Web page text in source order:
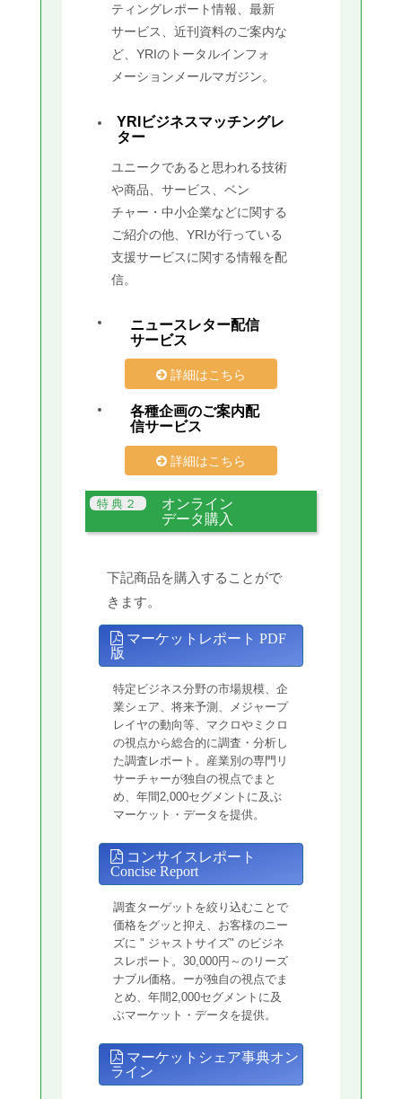
ティングレポート情報、最新
サービス、近刊資料のご案内な
ど、YRIのトータルインフォ
メーションメールマガジン。
YRIビジネスマッチングレ
ター
ユニークであると思われる技術
や商品、サービス、ベン
チャー・中小企業などに関する
ご紹介の他、YRIが行っている
支援サービスに関する情報を配
信。
ニュースレター配信
サービス
詳細はこちら
各種企画のご案内配
信サービス
詳細はこちら
オンライン
データ購入
下記商品を購入することがで
きます。
マーケットレポート PDF
版
特定ビジネス分野の市場規模、企
業シェア、将来予測、メジャープ
レイヤの動向等、マクロやミクロ
の視点から総合的に調査・分析し
た調査レポート。産業別の専門リ
サーチャーが独自の視点でまと
め、年間2,000セグメントに及ぶ
マーケット・データを提供。
コンサイスレポート
Concise Report
調査ターゲットを絞り込むことで
価格をグッと抑え、お客様のニー
ズに " ジャストサイズ" のビジネ
スレポート。30,000円～のリーズ
ナブル価格。ーが独自の視点でま
とめ、年間2,000セグメントに及
ぶマーケット・データを提供。
マーケットシェア事典オン
ライン